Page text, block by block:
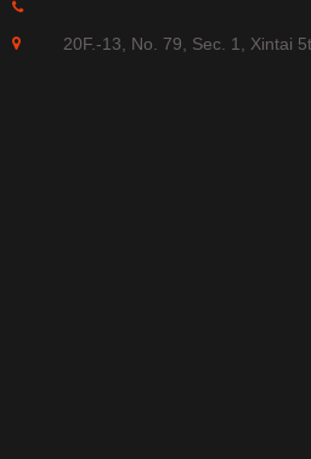
20F.-13, No. 79, Sec. 1, Xintai